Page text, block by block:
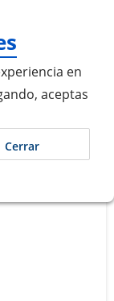
en
aceptas
Cerrar